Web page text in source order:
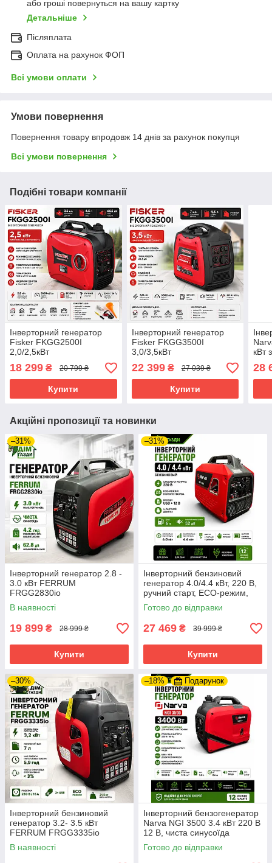
або гроші повернуться на вашу картку
Детальніше
Післяплата
Оплата на рахунок ФОП
Всі умови оплати
Умови повернення
Повернення товару впродовж 14 днів за рахунок покупця
Всі умови повернення
Подібні товари компанії
Інверторний генератор
Fisker FKGG2500I
2,0/2,5кВт
18 299 ₴ 20 799 ₴
Купити
Інверторний генератор
Fisker FKGG3500I
3,0/3,5кВт
22 399₴ 27 039 ₴
Купити
кВт
28
Акційні пропозиції та новинки
–31%
Інверторний генератор 2.8 -
3.0 кВт FERRUM
FRGG2830io
В наявності
19 899 ₴ 28 999 ₴
Купити
–31%
Інверторний бензиновий
генератор 4.0/4.4 кВт, 220 В,
ручний старт, ECO-режим,
USB, 12 В.
Готово до відправки
27 469 ₴ 39 999 ₴
Купити
–30%
Інверторний бензиновий
генератор 3.2- 3.5 кВт
FERRUM FRGG3335io
В наявності
–18% Подарунок
Інверторний бензогенератор
Narva NGI 3500 3.4 кВт 220 В
12 В, чиста синусоїда
Готово до відправки